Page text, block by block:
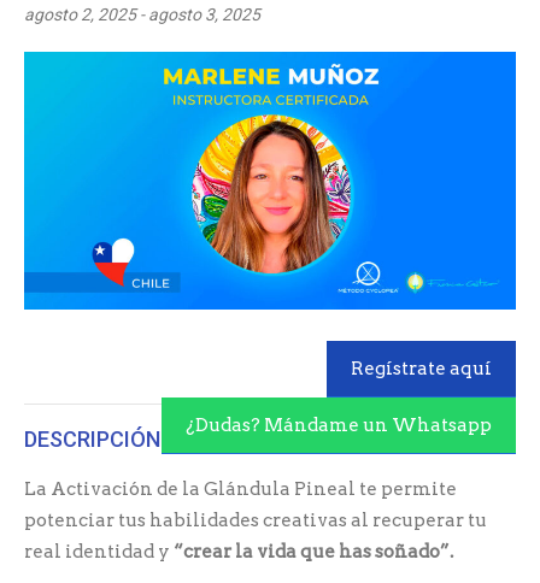
agosto 2, 2025-agosto 3, 2025
Regístrate aquí
¿Dudas? Mándame un Whatsapp
DESCRIPCIÓN
La Activación de la Glándula Pineal te permite
potenciar tus habilidades creativas al recuperar tu
real identidad y “crear la vida que has soñado”.